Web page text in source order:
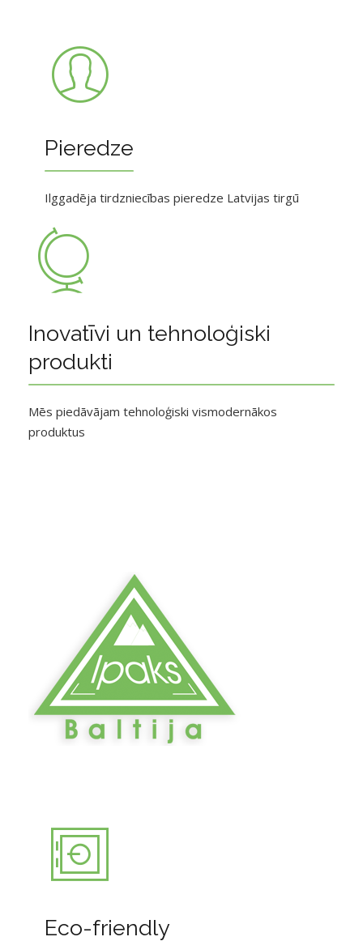
Pieredze
Ilggadēja tirdzniecības pieredze Latvijas tirgū
Inovatīvi un tehnoloģiski
produkti
Mēs piedāvājam tehnoloģiski vismodernākos
produktus
Eco-friendly